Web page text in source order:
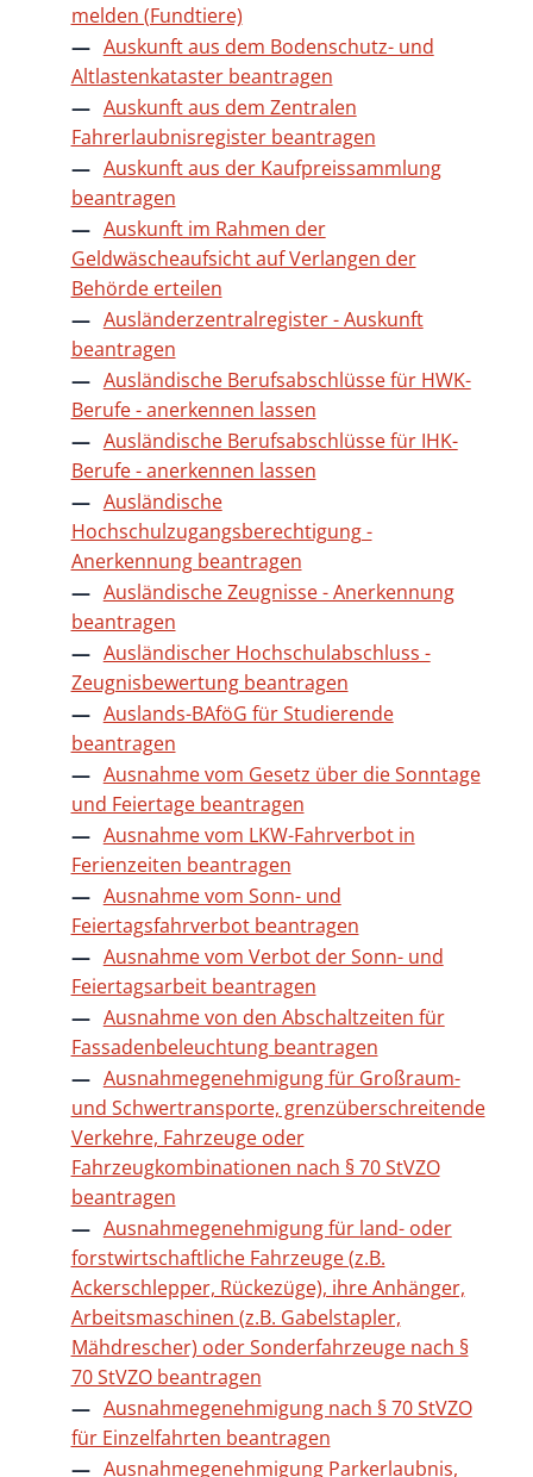
melden (Fundtiere)
Auskunft aus dem Bodenschutz- und
Altlastenkataster beantragen
Auskunft aus dem Zentralen
Fahrerlaubnisregister beantragen
Auskunft aus der Kaufpreissammlung
beantragen
Auskunft im Rahmen der
Geldwäscheaufsicht auf Verlangen der
Behörde erteilen
Ausländerzentralregister - Auskunft
beantragen
Ausländische Berufsabschlüsse für HWK-
Berufe - anerkennen lassen
Ausländische Berufsabschlüsse für IHK-
Berufe - anerkennen lassen
Ausländische
Hochschulzugangsberechtigung -
Anerkennung beantragen
Ausländische Zeugnisse - Anerkennung
beantragen
Ausländischer Hochschulabschluss -
Zeugnisbewertung beantragen
Auslands-BAföG für Studierende
beantragen
Ausnahme vom Gesetz über die Sonntage
und Feiertage beantragen
Ausnahme vom LKW-Fahrverbot in
Ferienzeiten beantragen
Ausnahme vom Sonn- und
Feiertagsfahrverbot beantragen
Ausnahme vom Verbot der Sonn- und
Feiertagsarbeit beantragen
Ausnahme von den Abschaltzeiten für
Fassadenbeleuchtung beantragen
Ausnahmegenehmigung für Großraum-
und Schwertransporte, grenzüberschreitende
Verkehre, Fahrzeuge oder
Fahrzeugkombinationen nach § 70 StVZO
beantragen
Ausnahmegenehmigung für land- oder
forstwirtschaftliche Fahrzeuge (z.B.
Ackerschlepper, Rückezüge), ihre Anhänger,
Arbeitsmaschinen (z.B. Gabelstapler,
Mähdrescher) oder Sonderfahrzeuge nach §
70 StVZO beantragen
Ausnahmegenehmigung nach § 70 StVZO
für Einzelfahrten beantragen
Ausnahmegenehmigung Parkerlaubnis,